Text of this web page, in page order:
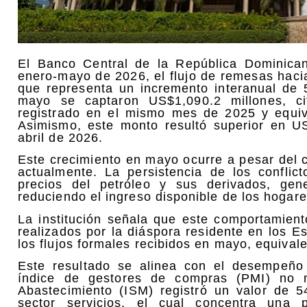
El Banco Central de la República
enero-mayo de 2026, el flujo de remesas
que representa un incremento interanual
mayo se captaron US$1,090.2 millones,
registrado en el mismo mes de 2025 y
Asimismo, este monto resultó superior en
abril de 2026.
Este crecimiento en mayo ocurre a pesar del
actualmente. La persistencia de los
precios del petróleo y sus derivados,
reduciendo el ingreso disponible de los
La institución señala que este
realizados por la diáspora residente en los
los flujos formales recibidos en mayo,
Este resultado se alinea con el
índice de gestores de compras (PMI) no
Abastecimiento (ISM) registró un valor de
sector servicios, el cual concentra una